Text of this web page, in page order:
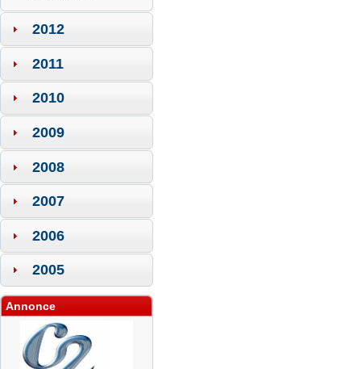
2012
2011
2010
2009
2008
2007
2006
2005
Annonce